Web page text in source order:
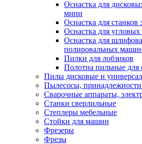
Оснастка для
мини
Оснастка для станков
Оснастка для
Оснастка для
полировальных
Пилки для лобзиков
Полотна пильные для
Пилы дисковые и
Пылесосы, принадлежности
Сварочные аппараты,
Станки сверлильные
Степлеры мебельные
Стойки для машин
Фрезеры
Фрезы